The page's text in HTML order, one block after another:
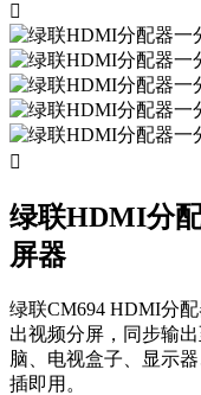


绿联HDMI分
屏器
绿联CM694 HDMI分
出视频分屏，同步输
脑、电视盒子、显示
插即用。